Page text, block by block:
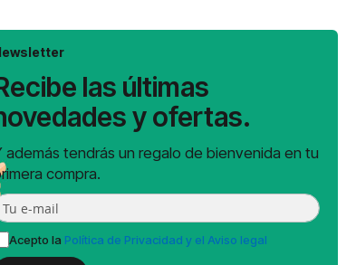
las últimas
y ofertas.
además tendrás un regalo de bienvenida en tu
compra.
Acepto la Política de Privacidad y el Aviso legal